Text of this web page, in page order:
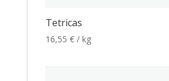
Tetricas
16,55 € / kg